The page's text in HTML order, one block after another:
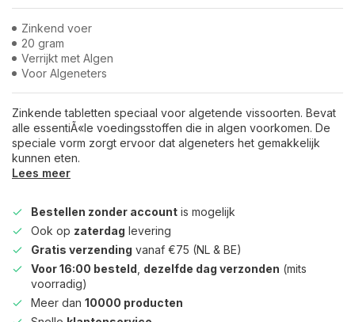
Zinkend voer
20 gram
Verrijkt met Algen
Voor Algeneters
Zinkende tabletten speciaal voor algetende vissoorten. Bevat
alle essentiÃ«le voedingsstoffen die in algen voorkomen. De
speciale vorm zorgt ervoor dat algeneters het gemakkelijk
kunnen eten.
Lees meer
Bestellen zonder account is mogelijk
Ook op zaterdag levering
Gratis verzending vanaf €75 (NL & BE)
Voor 16:00 besteld dezelfde dag verzonden (mits
voorradig)
Meer dan 10000 producten